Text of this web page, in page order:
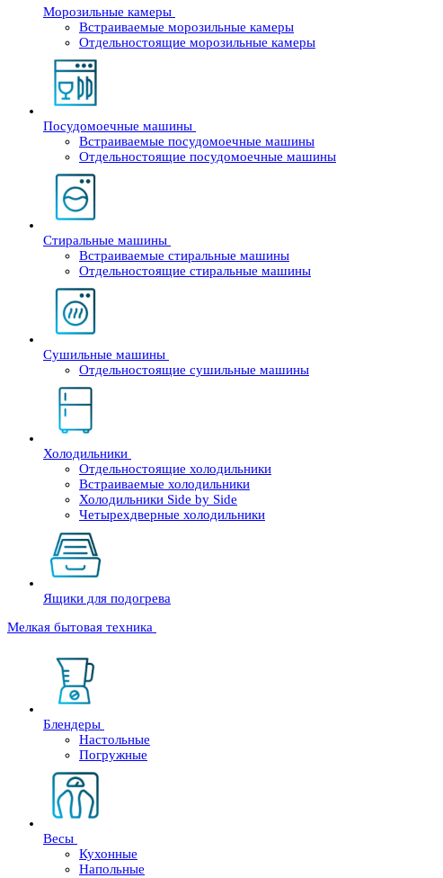
Морозильные камеры
Встраиваемые морозильные камеры
Отдельностоящие морозильные камеры
Посудомоечные машины
Встраиваемые посудомоечные машины
Отдельностоящие посудомоечные машины
Стиральные машины
Встраиваемые стиральные машины
Отдельностоящие стиральные машины
Сушильные машины
Отдельностоящие сушильные машины
Холодильники
Отдельностоящие холодильники
Встраиваемые холодильники
Холодильники Side by Side
Четырехдверные холодильники
Ящики для подогрева
Мелкая бытовая техника
Блендеры
Настольные
Погружные
Весы
Кухонные
Напольные